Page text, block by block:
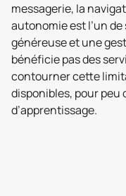
messagerie, la
autonomie est l’un
généreuse et une
bénéficie pas des
contourner cette
disponibles, pour peu
d’apprentissage.